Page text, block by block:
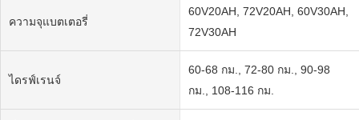
ความจุแบตเตอรี่
60V20AH, 72V20AH, 60V30AH,
72V30AH
ไดรฟ์เรนจ์
60-68 กม., 72-80 กม., 90-98
กม., 108-116 กม.